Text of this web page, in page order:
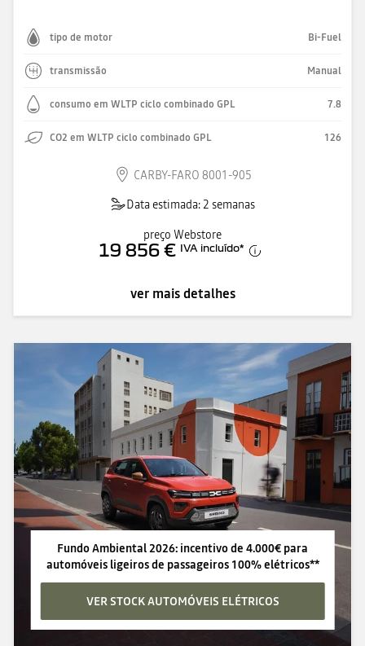
tipo de motor Bi-Fuel
transmissão Manual
consumo em WLTP ciclo combinado GPL 7.8
CO2 em WLTP ciclo combinado GPL 126
CARBY-FARO 8001-905
Data estimada: 2 semanas
preço Webstore
19 856 € IVA incluído*
ver mais detalhes
Fundo Ambiental 2026: incentivo de 4.000€ para
automóveis ligeiros de passageiros 100% elétricos**
VER STOCK AUTOMÓVEIS ELÉTRICOS